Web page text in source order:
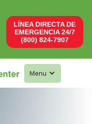
LÍNEA DIRECTA DE
EMERGENCIA 24/7
(800) 824-7907
Menu